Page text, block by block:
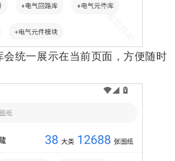
统一展示在当前页面，方便随时